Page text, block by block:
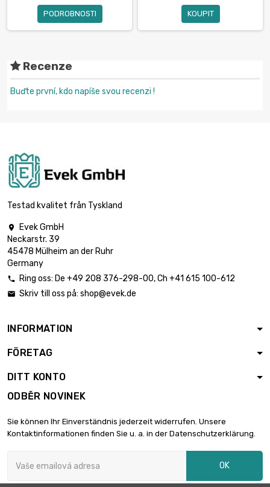
PODROBNOSTI KOUPIT
Recenze
Buďte první, kdo napíše svou recenzi !
Testad kvalitet från Tyskland

Evek GmbH
Neckarstr. 39
45478 Mülheim an der Ruhr
Germany
 Ring oss: De +49 208 376-298-00, Ch +41 615 100-612
 Skriv till oss på: shop@evek.de
INFORMATION
FÖRETAG
DITT KONTO
ODBĚR NOVINEK
Sie können Ihr Einverständnis jederzeit widerrufen. Unsere
Kontaktinformationen finden Sie u. a. in der Datenschutzerklärung.
OK